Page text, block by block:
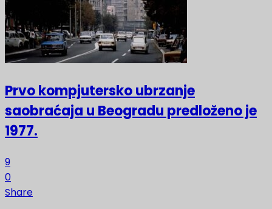
Prvo kompjutersko ubrzanje
saobraćaja u Beogradu predloženo je
1977.
9
0
Share